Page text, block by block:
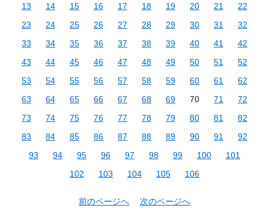
13
14 15 16 17 18 19 20 21
22
23
24 25 26 27 28 29 30 31
32
33
34 35 36 37 38 39 40 41
42
43
44 45 46 47 48 49 50 51
52
53
54 55 56 57 58 59 60 61
62
63
64 65 66 67 68 69 70 71
72
73
74 75 76 77 78 79 80 81
82
83
84 85 86 87 88 89 90 91
92
93
94 95 96 97 98 99 100
101
102
103 104 105 106
前のページへ 次のページへ